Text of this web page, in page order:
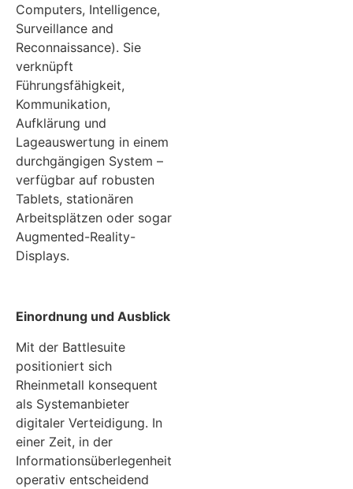
Computers, Intelligence,
Surveillance and
Reconnaissance). Sie
verknüpft
Führungsfähigkeit,
Kommunikation,
Aufklärung und
Lageauswertung in einem
durchgängigen System –
verfügbar auf robusten
Tablets, stationären
Arbeitsplätzen oder sogar
Augmented-Reality-
Displays.
Einordnung und Ausblick
Mit der Battlesuite
positioniert sich
Rheinmetall konsequent
als Systemanbieter
digitaler Verteidigung. In
einer Zeit, in der
Informationsüberlegenheit
operativ entscheidend